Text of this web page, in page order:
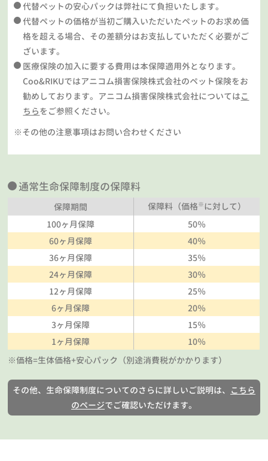
代替ペットの安心パックは弊社にて負担いたします。
代替ペットの価格が当初ご購入いただいたペットのお求め価
格を超える場合、その差額分はお支払していただく必要がご
ざいます。
医療保険の加入に要する費用は本保障適用外となります。
Coo&RIKUではアニコム損害保険株式会社のペット保険をお
勧めしております。アニコム損害保険株式会社についてはこ
ちらをご参照ください。
※その他の注意事項はお問い合わせください
通常生命保障制度の保障料
保障期間 保障料（価格※に対して）
100ヶ月保障
50％
60ヶ月保障
40％
36ヶ月保障
35％
24ヶ月保障
30％
12ヶ月保障
25％
6ヶ月保障
20％
3ヶ月保障
15％
1ヶ月保障
10％
※価格=生体価格+安心パック（別途消費税がかかります）
その他、生命保障制度についてのさらに詳しいご説明は、 こちら
のページでご確認いただけます。